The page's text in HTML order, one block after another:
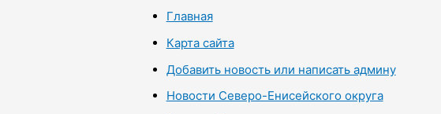
Главная
Карта сайта
Добавить новость или написать админу
Новости Северо-Енисейского округа